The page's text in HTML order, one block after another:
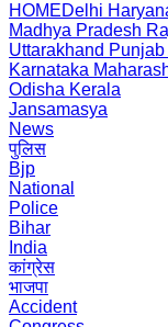
HOMEDelhi
Madhya Pradesh
Uttarakhand Punjab
Karnataka
Odisha Kerala
Jansamasya
News
पुलिस
Bjp
National
Police
Bihar
India
कांग्रेस
भाजपा
Accident